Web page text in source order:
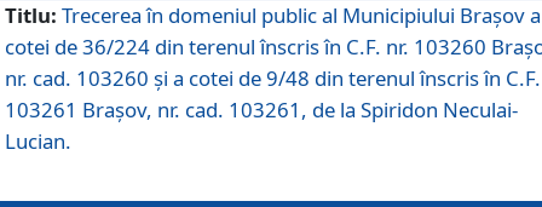
Titlu: Trecerea în domeniul public al Municipiului Braşov a
cotei de 36/224 din terenul înscris în C.F. nr. 103260
nr. cad. 103260 și a cotei de 9/48 din terenul înscris în
103261 Brașov, nr. cad. 103261, de la Spiridon Neculai-
Lucian.